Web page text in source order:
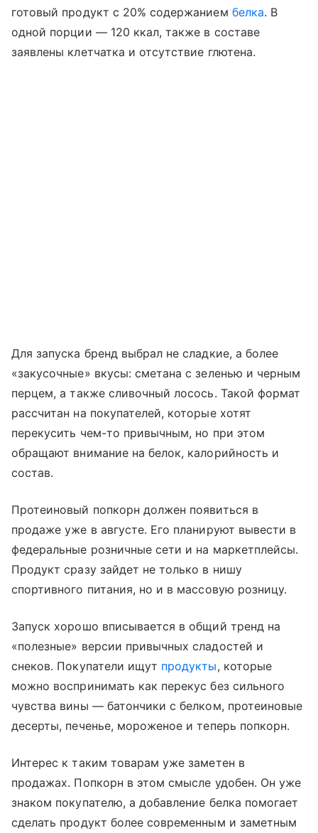
готовый продукт с 20% содержанием белка. В
одной порции — 120 ккал, также в составе
заявлены клетчатка и отсутствие глютена.
Для запуска бренд выбрал не сладкие, а более
«закусочные» вкусы: сметана с зеленью и черным
перцем, а также сливочный лосось. Такой формат
рассчитан на покупателей, которые хотят
перекусить чем-то привычным, но при этом
обращают внимание на белок, калорийность и
состав.
Протеиновый попкорн должен появиться в
продаже уже в августе. Его планируют вывести в
федеральные розничные сети и на маркетплейсы.
Продукт сразу зайдет не только в нишу
спортивного питания, но и в массовую розницу.
Запуск хорошо вписывается в общий тренд на
«полезные» версии привычных сладостей и
снеков. Покупатели ищут продукты, которые
можно воспринимать как перекус без сильного
чувства вины — батончики с белком, протеиновые
десерты, печенье, мороженое и теперь попкорн.
Интерес к таким товарам уже заметен в
продажах. Попкорн в этом смысле удобен. Он уже
знаком покупателю, а добавление белка помогает
сделать продукт более современным и заметным